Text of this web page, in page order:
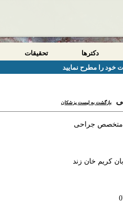
دکترها تحقیقات
خود را مطرح نمایید
بازگشت به لیست پزشکان
متخصص جراحی
کریم خان زند